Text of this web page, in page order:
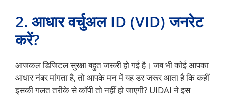
2. आधार वर्चुअल ID (VID) जनरेट
करें?
आजकल डिजिटल सुरक्षा बहुत जरूरी हो गई है। जब भी कोई आपका
आधार नंबर मांगता है, तो आपके मन में यह डर जरूर आता है कि कहीं
इसकी गलत तरीके से कॉपी तो नहीं हो जाएगी? UIDAI ने इस